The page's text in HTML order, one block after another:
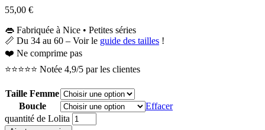
55,00 €
👄 Fabriquée à Nice • Petites séries
📏 Du 34 au 60 – Voir le guide des tailles !
❤️ Ne comprime pas
⭐⭐⭐⭐⭐ Notée 4,9/5 par les clientes
Taille Femme
Boucle
Effacer
quantité de Lolita